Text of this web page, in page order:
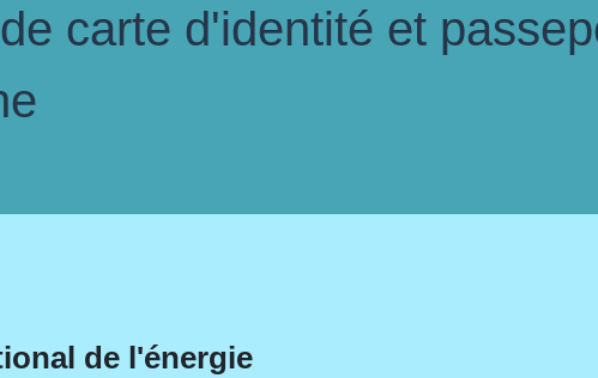
carte d'identité et
de l'énergie